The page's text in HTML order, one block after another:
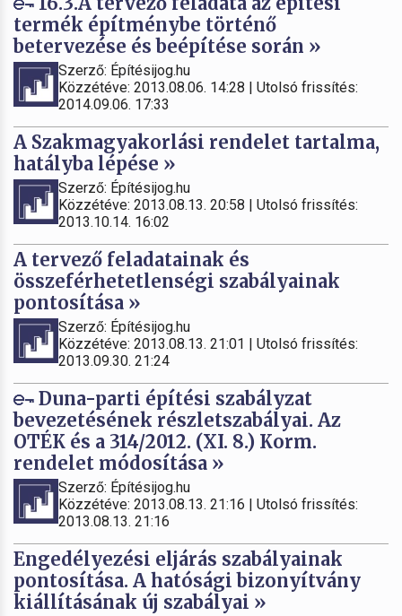
termék építménybe történő
betervezése és beépítése során »
Szerző: Építésijog.hu
Közzétéve: 2013.08.06. 14:28 | Utolsó frissítés:
2014.09.06. 17:33
A Szakmagyakorlási rendelet tartalma,
hatályba lépése »
Szerző: Építésijog.hu
Közzétéve: 2013.08.13. 20:58 | Utolsó frissítés:
2013.10.14. 16:02
A tervező feladatainak és
összeférhetetlenségi szabályainak
pontosítása »
Szerző: Építésijog.hu
Közzétéve: 2013.08.13. 21:01 | Utolsó frissítés:
2013.09.30. 21:24
Duna-parti építési szabályzat
bevezetésének részletszabályai. Az
OTÉK és a 314/2012. (XI. 8.) Korm.
rendelet módosítása »
Szerző: Építésijog.hu
Közzétéve: 2013.08.13. 21:16 | Utolsó frissítés:
2013.08.13. 21:16
Engedélyezési eljárás szabályainak
pontosítása. A hatósági bizonyítvány
kiállításának új szabályai »